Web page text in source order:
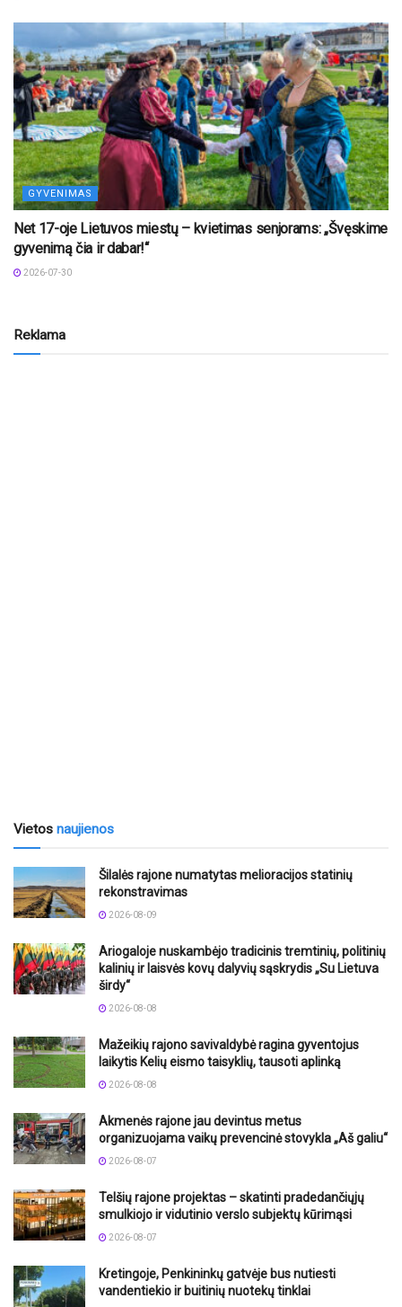
GYVENIMAS
Net 17-oje Lietuvos miestų – kvietimas senjorams: „Švęskime
gyvenimą čia ir dabar!“
2026-07-30
Reklama
Vietos naujienos
Šilalės rajone numatytas melioracijos statinių
rekonstravimas
2026-08-09
Ariogaloje nuskambėjo tradicinis tremtinių, politinių
kalinių ir laisvės kovų dalyvių sąskrydis „Su Lietuva
širdy“
2026-08-08
Mažeikių rajono savivaldybė ragina gyventojus
laikytis Kelių eismo taisyklių, tausoti aplinką
2026-08-08
Akmenės rajone jau devintus metus
organizuojama vaikų prevencinė stovykla „Aš galiu“
2026-08-07
Telšių rajone projektas – skatinti pradedančiųjų
smulkiojo ir vidutinio verslo subjektų kūrimąsi
2026-08-07
Kretingoje, Penkininkų gatvėje bus nutiesti
vandentiekio ir buitinių nuotekų tinklai